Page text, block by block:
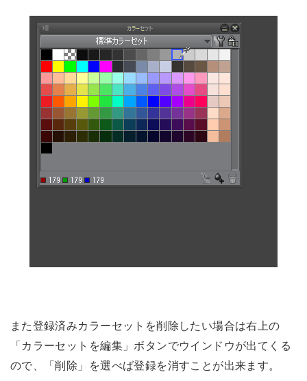
また登録済みカラーセットを削除したい場合は右上の
「カラーセットを編集」ボタンでウインドウが出てくる
ので、「削除」を選べば登録を消すことが出来ます。